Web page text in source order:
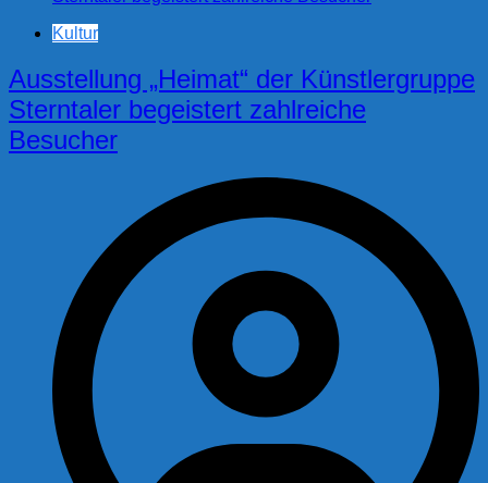
Kultur
Ausstellung „Heimat“ der Künstlergruppe
Sterntaler begeistert zahlreiche
Besucher